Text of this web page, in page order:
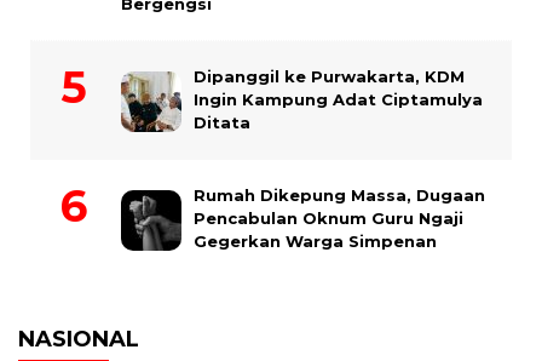
Bergengsi
Dipanggil ke Purwakarta, KDM
Ingin Kampung Adat Ciptamulya
Ditata
Rumah Dikepung Massa, Dugaan
Pencabulan Oknum Guru Ngaji
Gegerkan Warga Simpenan
NASIONAL